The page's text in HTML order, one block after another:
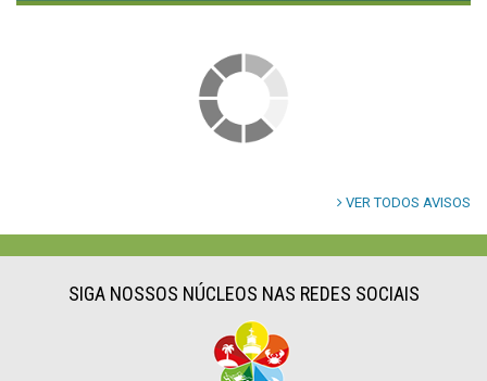
VER TODOS AVISOS
SIGA NOSSOS NÚCLEOS NAS REDES SOCIAIS